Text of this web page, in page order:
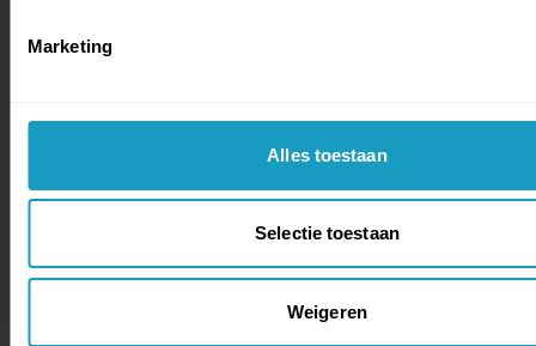
Marketing
Alles toestaan
Selectie toestaan
Weigeren